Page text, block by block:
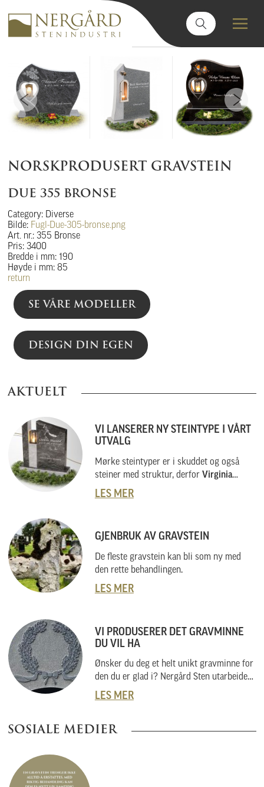
NORSKPRODUSERT GRAVSTEIN
DUE 355 BRONSE
Category: Diverse
Bilde: Fugl-Due-305-bronse.png
Art. nr.: 355 Bronse
Pris: 3400
Bredde i mm: 190
Høyde i mm: 85
return
SE VÅRE MODELLER
DESIGN DIN EGEN
AKTUELT
VI LANSERER NY STEINTYPE I VÅRT
UTVALG
Mørke steintyper er i skuddet og også
steiner med struktur, derfor Virginia
Black.
LES MER
GJENBRUK AV GRAVSTEIN
De fleste gravstein kan bli som ny med
den rette behandlingen.
LES MER
VI PRODUSERER DET GRAVMINNE
DU VIL HA
Ønsker du deg et helt unikt gravminne for
den du er glad i? Nergård Sten utarbeider
også helt unike gravminner i samarbeid
med kunder. Vi skal her forklare hvordan
om du har noe helt spesielt i tankene.
LES MER
SOSIALE MEDIER